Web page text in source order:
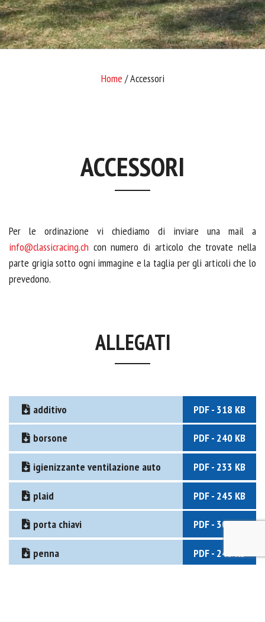
Home / Accessori
ACCESSORI
Per le ordinazione vi chiediamo di inviare una mail a
info@classicracing.ch con numero di articolo che trovate nella
parte grigia sotto ogni immagine e la taglia per gli articoli che lo
prevedono.
ALLEGATI
additivo PDF - 318 KB
borsone PDF - 240 KB
igienizzante ventilazione auto PDF - 233 KB
plaid PDF - 245 KB
porta chiavi PDF - 304 KB
penna PDF - 245 KB